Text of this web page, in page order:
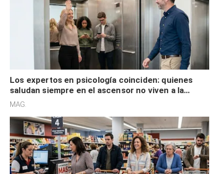
Los expertos en psicología coinciden: quienes
saludan siempre en el ascensor no viven a la
defensiva y tienen apertura social
MAG.